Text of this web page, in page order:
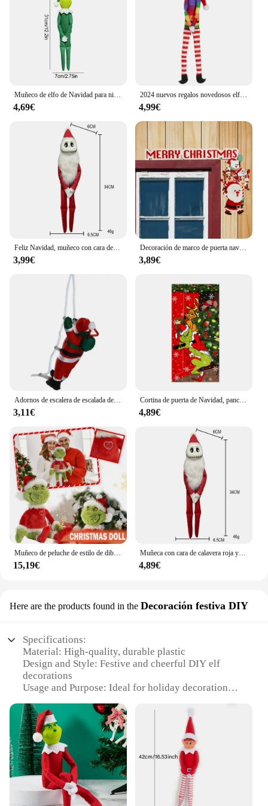
4,69€
2024 nuevos regalos novedosos elfo de Navidad decoración del hogar muñeca Navida mesa de Navidad árbol de Navidad adornos de Navidad juguete de peluche
4,99€
3,99€
Decoración de marco de puerta navideña, adornos navideños de madera de Papá Noel, adorno de marco de puerta de Feliz Año Nuevo 2024, decoración navideña de madera
3,89€
Adornos de escalera de escalada de Papá Noel, colgante de cuerda, árbol de Navidad, decoración de Feliz Navidad, 2024
3,11€
Cortina de puerta de Navidad, pancarta de foto al aire libre, decoración de fondo de Papá Noel y cachorro, tela colgante, adorno de Festival, regalos
4,89€
Muñeco de peluche de estilo de dibujos animados para niños, muñeco de trapo para decoración de Festival, regalo de Navidad, 2024
15,19€
Muñeca con cara de calavera roja y verde, decoración de feliz Halloween, regalo de día, Feliz Navidad, decoración de fiesta en el hogar, muñeco fantasma de Feliz Año Nuevo, 2024
4,89€
Here are the products found in the Decoración festiva DIY
Specifications:
Material: High-quality, durable plastic
Design and Style: Festive and cheerful DIY elf
decorations
Usage and Purpose: Ideal for holiday decoration
Performance and Property: Lightweight and easy to
assemble
Shape or Size or Weight or Quantity: Available in
sets to create a cohesive display
Parts and Accessories: Comes with all necessary
components for DIY assembly
Features: